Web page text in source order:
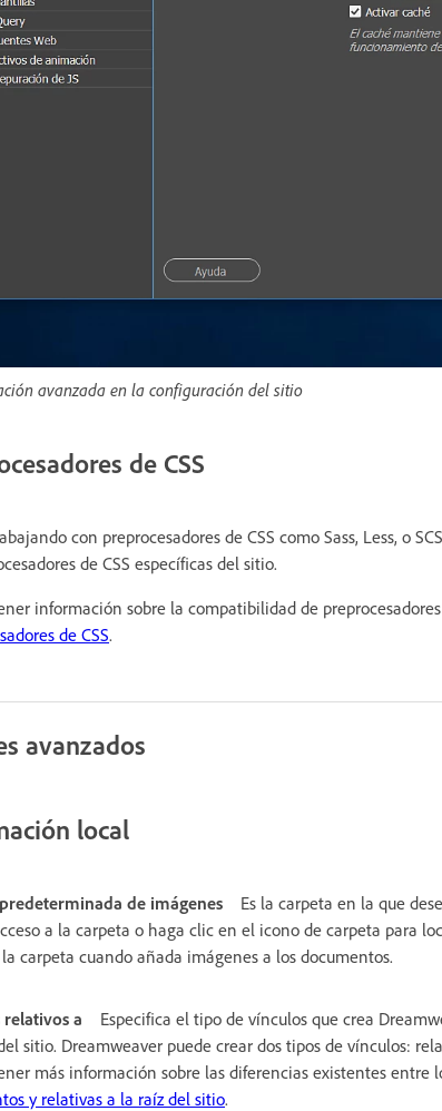
avanzada en la configuración del sitio
de CSS
con preprocesadores de CSS como Sass, Less, o
de CSS específicas del sitio.
información sobre la compatibilidad de
de CSS.
avanzados
local
de imágenes
Es la carpeta en la que
a la carpeta o haga clic en el icono de carpeta para
carpeta cuando añada imágenes a los documentos.
a
Especifica el tipo de vínculos que crea
sitio. Dreamweaver puede crear dos tipos de vínculos:
más información sobre las diferencias existentes entre
y relativas a la raíz del sitio.